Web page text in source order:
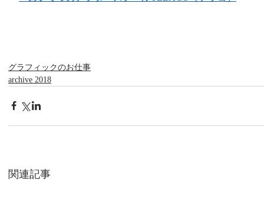
グラフィックのお仕事
archive 2018
関連記事